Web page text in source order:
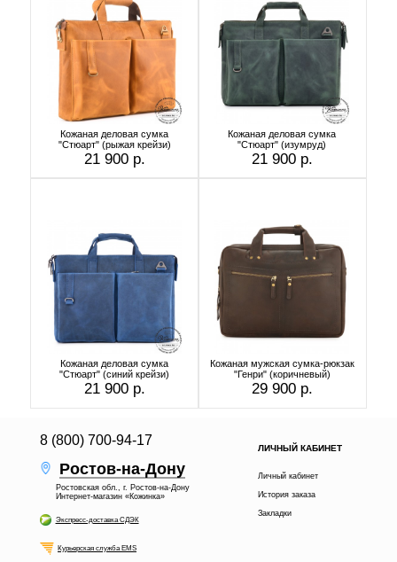
Кожаная деловая сумка
"Стюарт" (рыжая крейзи)
21 900 р.
Кожаная деловая сумка
"Стюарт" (изумруд)
21 900 р.
Кожаная деловая сумка
"Стюарт" (синий крейзи)
21 900 р.
Кожаная мужская сумка-рюкзак
"Генри" (коричневый)
29 900 р.
8 (800) 700-94-17
Ростов-на-Дону
Ростовская обл., г. Ростов-на-Дону
Интернет-магазин «Кожинка»
Экспресс-доставка СДЭК
Курьерская служба EMS
ЛИЧНЫЙ КАБИНЕТ
Личный кабинет
История заказа
Закладки